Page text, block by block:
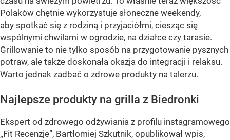
Polaków chętnie wykorzystuje słoneczne weekendy,
aby spotkać się z rodziną i przyjaciółmi, ciesząc się
wspólnymi chwilami w ogrodzie, na działce czy tarasie.
Grillowanie to nie tylko sposób na przygotowanie pysznych
potraw, ale także doskonała okazja do integracji i relaksu.
Warto jednak zadbać o zdrowe produkty na talerzu.
Najlepsze produkty na grilla z Biedronki
Ekspert od zdrowego odżywiania z profilu instagramowego
„Fit Recenzje”, Bartłomiej Szkutnik, opublikował wpis,